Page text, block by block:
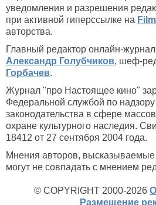
уведомления и разрешения
при активной гиперссылке на
авторства.
Главный редактор онлайн-
Александр Голубчиков, шеф-
Горбачев.
Журнал "про Настоящее кино"
Федеральной службой по
законодательства в сфере
охране культурного наследия.
18412 от 27 сентября 2004 года.
Мнения авторов, высказываемые
могут не совпадать с мнением
© COPYRIGHT 2000-2026
Размещение